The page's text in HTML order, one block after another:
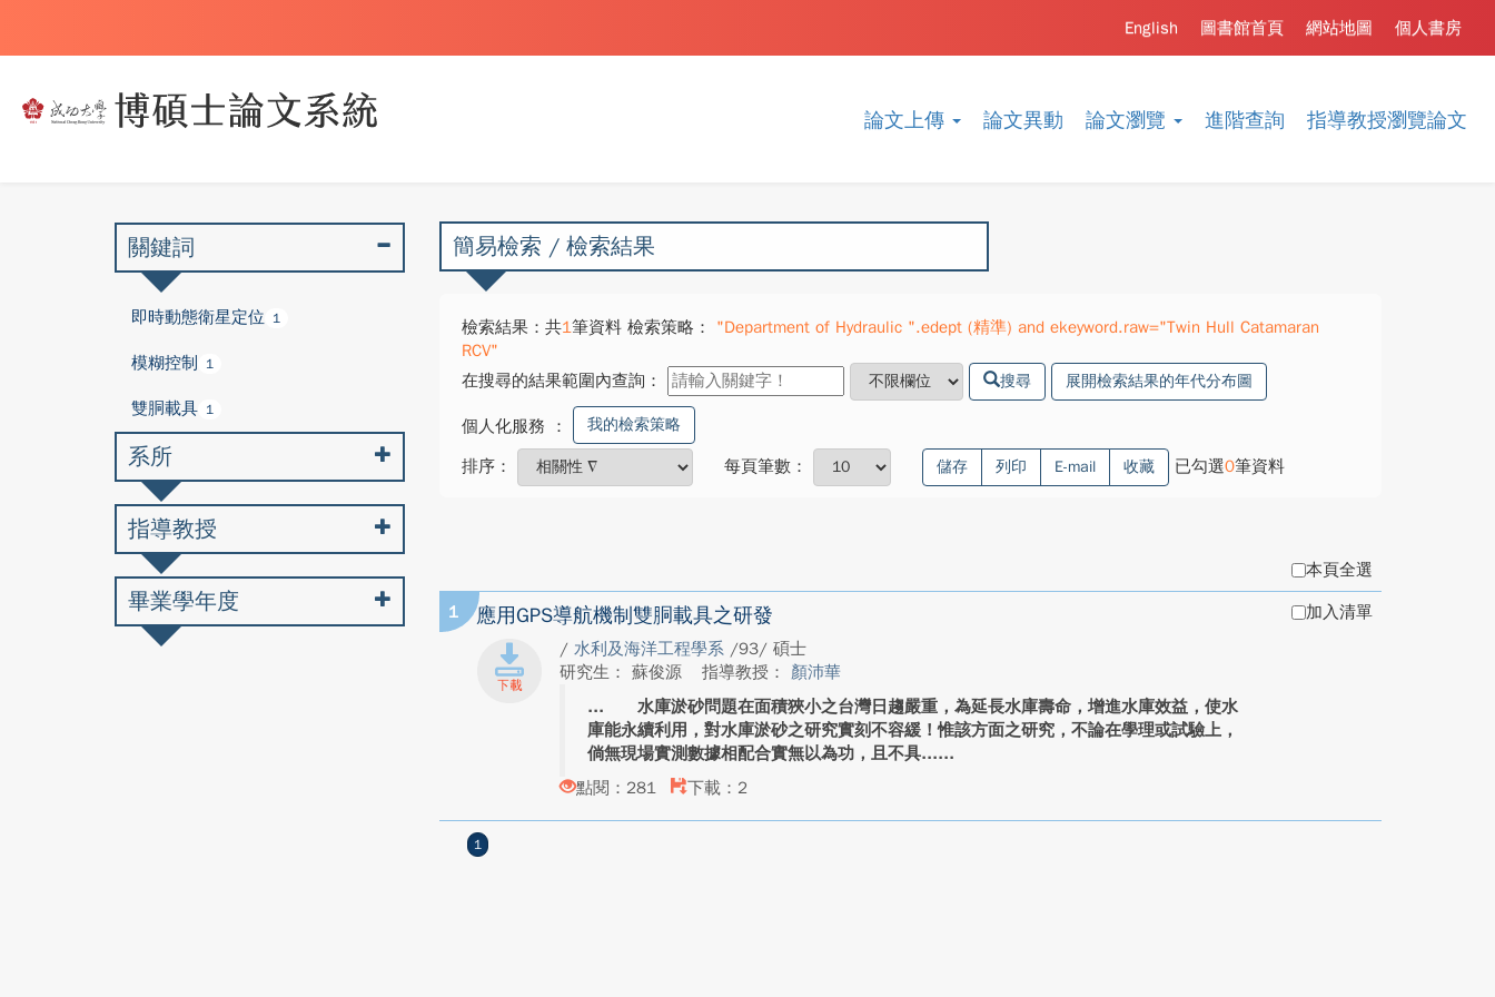
論文上傳 論文異動 論文瀏覽 進階查詢 指導教授瀏覽論文
個人書房
網站地圖
圖書館首頁
English
簡易檢索 / 檢索結果
檢索結果：共1筆資料 檢索策略：
"Department of Hydraulic ".edept (精準) and ekeyword.raw="Twin Hull Catamaran
RCV"
在搜尋的結果範圍內查詢：
搜尋 展開檢索結果的年代分布圖
個人化服務 ： 我的檢索策略
排序： 每頁筆數： 儲存 列印 E-mail 收藏 已勾選0筆資料
本頁全選
1 應用GPS導航機制雙胴載具之研發
/ 水利及海洋工程學系 /93/ 碩士
研究生： 蘇俊源
指導教授： 顏沛華
水庫淤砂問題在面積狹小之台灣日趨嚴重，為延長水庫壽命，增進水庫效益，使水
庫能永續利用，對水庫淤砂之研究實刻不容緩！惟該方面之研究，不論在學理或試驗上，
倘無現場實測數據相配合實無以為功，且不具...
點閱：281
下載：2
加入清單
1
關鍵詞
即時動態衛星定位 1
模糊控制 1
雙胴載具 1
系所
指導教授
畢業學年度